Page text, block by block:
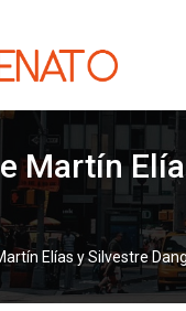
Martín
Elías y Silvestre